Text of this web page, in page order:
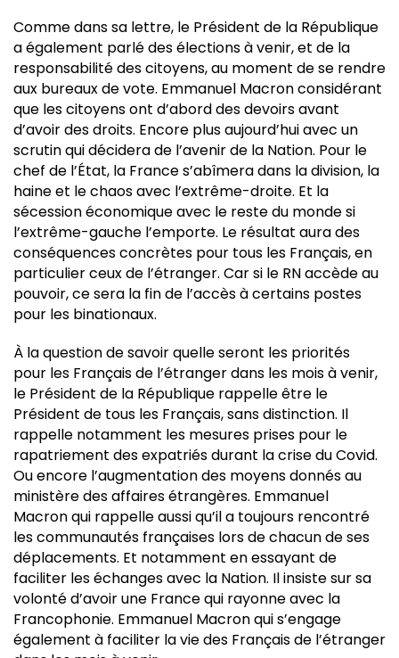
Comme dans sa lettre, le Président de la République
a également parlé des élections à venir, et de la
responsabilité des citoyens, au moment de se rendre
aux bureaux de vote. Emmanuel Macron considérant
que les citoyens ont d’abord des devoirs avant
d’avoir des droits. Encore plus aujourd’hui avec un
scrutin qui décidera de l’avenir de la Nation. Pour le
chef de l’État, la France s’abîmera dans la division, la
haine et le chaos avec l’extrême-droite. Et la
sécession économique avec le reste du monde si
l’extrême-gauche l’emporte. Le résultat aura des
conséquences concrètes pour tous les Français, en
particulier ceux de l’étranger. Car si le RN accède au
pouvoir, ce sera la fin de l’accès à certains postes
pour les binationaux.
À la question de savoir quelle seront les priorités
pour les Français de l’étranger dans les mois à venir,
le Président de la République rappelle être le
Président de tous les Français, sans distinction. Il
rappelle notamment les mesures prises pour le
rapatriement des expatriés durant la crise du Covid.
Ou encore l’augmentation des moyens donnés au
ministère des affaires étrangères. Emmanuel
Macron qui rappelle aussi qu’il a toujours rencontré
les communautés françaises lors de chacun de ses
déplacements. Et notamment en essayant de
faciliter les échanges avec la Nation. Il insiste sur sa
volonté d’avoir une France qui rayonne avec la
Francophonie. Emmanuel Macron qui s’engage
également à faciliter la vie des Français de l’étranger